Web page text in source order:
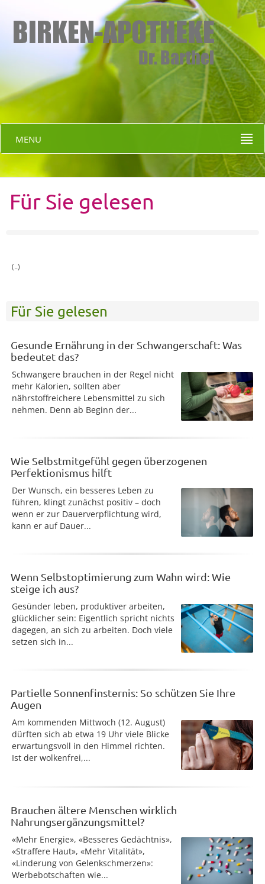
MENU
Für Sie gelesen
(..)
Für Sie gelesen
Gesunde Ernährung in der Schwangerschaft: Was
bedeutet das?
Schwangere brauchen in der Regel nicht
mehr Kalorien, sollten aber
nährstoffreichere Lebensmittel zu sich
nehmen. Denn ab Beginn der...
Wie Selbstmitgefühl gegen überzogenen
Perfektionismus hilft
Der Wunsch, ein besseres Leben zu
führen, klingt zunächst positiv – doch
wenn er zur Dauerverpflichtung wird,
kann er auf Dauer...
Wenn Selbstoptimierung zum Wahn wird: Wie
steige ich aus?
Gesünder leben, produktiver arbeiten,
glücklicher sein: Eigentlich spricht nichts
dagegen, an sich zu arbeiten. Doch viele
setzen sich in...
Partielle Sonnenfinsternis: So schützen Sie Ihre
Augen
Am kommenden Mittwoch (12. August)
dürften sich ab etwa 19 Uhr viele Blicke
erwartungsvoll in den Himmel richten.
Ist der wolkenfrei,...
Brauchen ältere Menschen wirklich
Nahrungsergänzungsmittel?
«Mehr Energie», «Besseres Gedächtnis»,
«Straffere Haut», «Mehr Vitalität»,
«Linderung von Gelenkschmerzen»:
Werbebotschaften wie...